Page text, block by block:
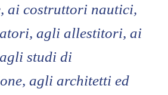
ai costruttori nautici,
agli allestitori, ai
studi di
agli architetti ed